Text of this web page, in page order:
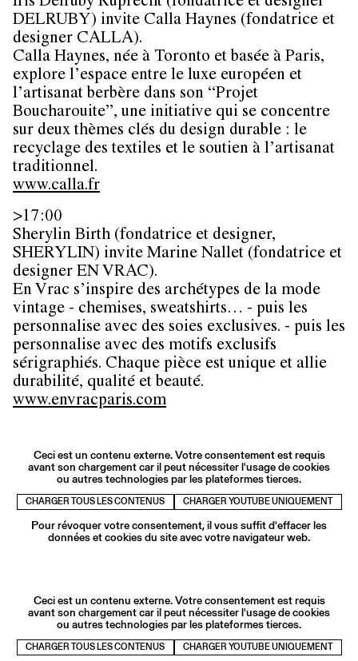
DELRUBY) invite Calla Haynes (fondatrice et
designer CALLA).
Calla Haynes, née à Toronto et basée à Paris,
explore l’espace entre le luxe européen et
l’artisanat berbère dans son “Projet
Boucharouite”, une initiative qui se concentre
sur deux thèmes clés du design durable : le
recyclage des textiles et le soutien à l’artisanat
traditionnel.
www.calla.fr
>17:00
Sherylin Birth (fondatrice et designer,
SHERYLIN) invite Marine Nallet (fondatrice et
designer EN VRAC).
En Vrac s’inspire des archétypes de la mode
vintage - chemises, sweatshirts… - puis les
personnalise avec des soies exclusives. - puis les
personnalise avec des motifs exclusifs
sérigraphiés. Chaque pièce est unique et allie
durabilité, qualité et beauté.
www.envracparis.com
Ceci est un contenu externe. Votre consentement est requis
avant son chargement car il peut nécessiter l'usage de cookies
ou autres technologies par les plateformes tierces.
CHARGER TOUS LES CONTENUS CHARGER YOUTUBE UNIQUEMENT
Pour révoquer votre consentement, il vous suffit d'effacer les
données et cookies du site avec votre navigateur web.
Ceci est un contenu externe. Votre consentement est requis
avant son chargement car il peut nécessiter l'usage de cookies
ou autres technologies par les plateformes tierces.
CHARGER TOUS LES CONTENUS CHARGER YOUTUBE UNIQUEMENT